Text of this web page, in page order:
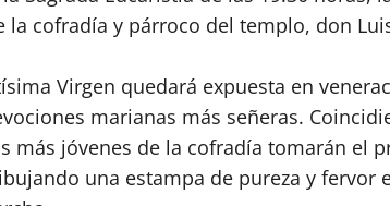
cofradía y párroco del templo, don
Virgen quedará expuesta en
marianas más señeras.
más jóvenes de la cofradía tomarán el
una estampa de pureza y fervor